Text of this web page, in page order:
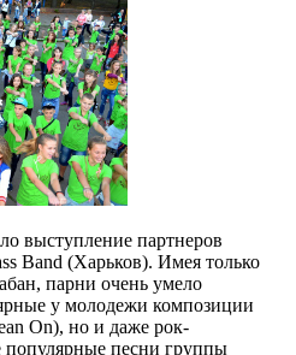
выступление партнеров
Band (Харьков). Имея только
парни очень умело
у молодежи композиции
On), но и даже рок-
песни группы